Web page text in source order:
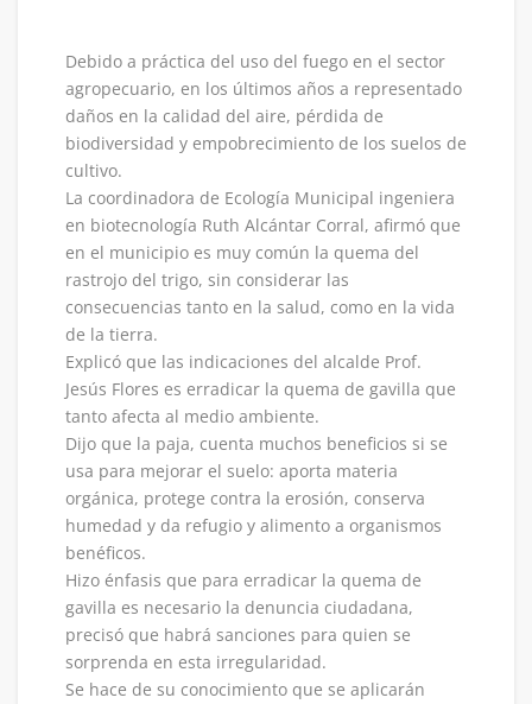
Debido a práctica del uso del fuego en el sector
agropecuario, en los últimos años a representado
daños en la calidad del aire, pérdida de
biodiversidad y empobrecimiento de los suelos de
cultivo.
La coordinadora de Ecología Municipal ingeniera
en biotecnología Ruth Alcántar Corral, afirmó que
en el municipio es muy común la quema del
rastrojo del trigo, sin considerar las
consecuencias tanto en la salud, como en la vida
de la tierra.
Explicó que las indicaciones del alcalde Prof.
Jesús Flores es erradicar la quema de gavilla que
tanto afecta al medio ambiente.
Dijo que la paja, cuenta muchos beneficios si se
usa para mejorar el suelo: aporta materia
orgánica, protege contra la erosión, conserva
humedad y da refugio y alimento a organismos
benéficos.
Hizo énfasis que para erradicar la quema de
gavilla es necesario la denuncia ciudadana,
precisó que habrá sanciones para quien se
sorprenda en esta irregularidad.
Se hace de su conocimiento que se aplicarán